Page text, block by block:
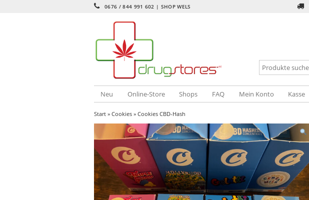
0676 / 844 991 602 | SHOP WELS
Neu Online-Store Shops FAQ Mein Konto Kasse
Start » Cookies » Cookies CBD-Hash